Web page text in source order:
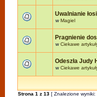
Uwalnianie
wMagiel
Pragnienie
wCiekawe
Odeszła Judy
wCiekawe
Strona 1 z 13 [ Znalezione wyniki: